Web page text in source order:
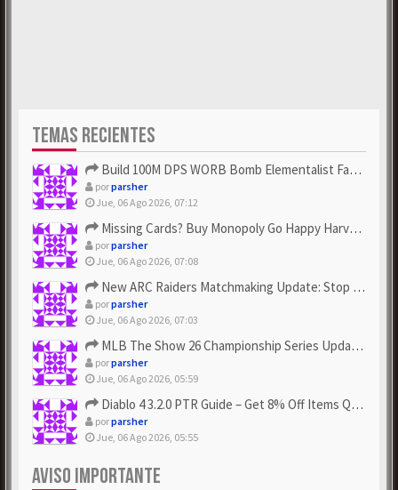
TEMAS RECIENTES
Build 100M DPS WORB Bomb Elementalist Fast - Grab POE Curren...
porparsher
Jue, 06 Ago 2026, 07:12
Missing Cards? Buy Monopoly Go Happy Harvest with Looney Tun...
porparsher
Jue, 06 Ago 2026, 07:08
New ARC Raiders Matchmaking Update: Stop Failed - Grab Bluep...
porparsher
Jue, 06 Ago 2026, 07:03
MLB The Show 26 Championship Series Update! Get Cheap & ...
porparsher
Jue, 06 Ago 2026, 05:59
Diablo 4 3.2.0 PTR Guide – Get 8% Off Items Quickly to Test ...
porparsher
Jue, 06 Ago 2026, 05:55
AVISO IMPORTANTE